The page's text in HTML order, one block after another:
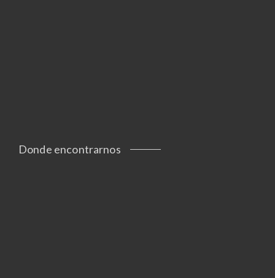
Donde encontrarnos